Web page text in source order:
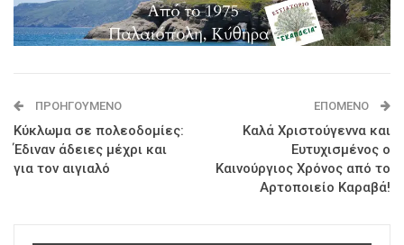
ΠΡΟΗΓΟΎΜΕΝΟ
Κύκλωμα σε πολεοδομίες:
Έδιναν άδειες μέχρι και
για τον αιγιαλό
ΕΠΌΜΕΝΟ
Καλά Χριστούγεννα και
Ευτυχισμένος ο
Καινούργιος Χρόνος από το
Αρτοποιείο Καραβά!